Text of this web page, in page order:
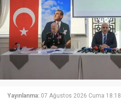
Yayınlanma: 07 Ağustos 2026 Cuma 18:18